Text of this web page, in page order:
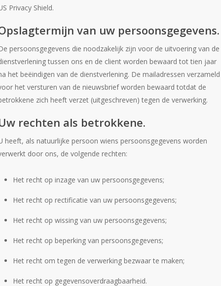
Privacy Shield.
van uw persoonsgegevens.
persoonsgegevens die noodzakelijk zijn voor de uitvoering van de
tussen ons en de client worden bewaard tot tien jaar
het beëindigen van de dienstverlening. De mailadressen verzameld
het versturen van de nieuwsbrief worden bewaard totdat de
zich heeft verzet (uitgeschreven) tegen de verwerking.
rechten als betrokkene.
heeft, als natuurlijke persoon wiens persoonsgegevens worden
door ons, de volgende rechten:
Het recht op inzage van uw persoonsgegevens;
Het recht op rectificatie van uw persoonsgegevens;
Het recht op wissing van uw persoonsgegevens;
Het recht op beperking van persoonsgegevens;
Het recht om tegen de verwerking bezwaar te maken;
Het recht op gegevensoverdraagbaarheid.